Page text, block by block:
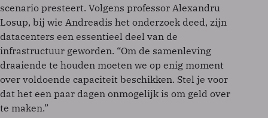
scenario presteert. Volgens professor Alexandru
Losup, bij wie Andreadis het onderzoek deed, zijn
datacenters een essentieel deel van de
infrastructuur geworden. “Om de samenleving
draaiende te houden moeten we op enig moment
over voldoende capaciteit beschikken. Stel je voor
dat het een paar dagen onmogelijk is om geld over
te maken.”